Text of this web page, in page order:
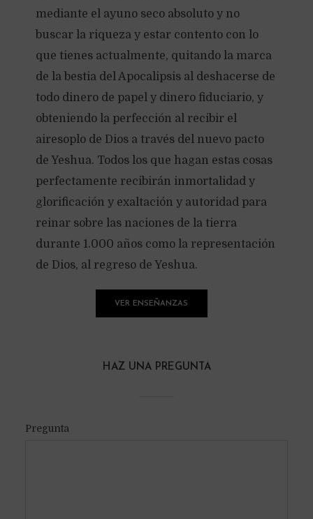
mediante el ayuno seco absoluto y no
buscar la riqueza y estar contento con lo
que tienes actualmente, quitando la marca
de la bestia del Apocalipsis al deshacerse de
todo dinero de papel y dinero fiduciario, y
obteniendo la perfección al recibir el
airesoplo de Dios a través del nuevo pacto
de Yeshua. Todos los que hagan estas cosas
perfectamente recibirán inmortalidad y
glorificación y exaltación y autoridad para
reinar sobre las naciones de la tierra
durante 1.000 años como la representación
de Dios, al regreso de Yeshua.
VER ENSEÑANZAS
HAZ UNA PREGUNTA
Pregunta